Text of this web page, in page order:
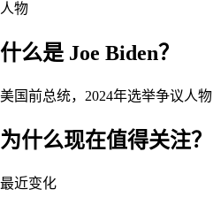
人物
什么是 Joe Biden？
美国前总统，2024年选举争议人物
为什么现在值得关注？
最近变化